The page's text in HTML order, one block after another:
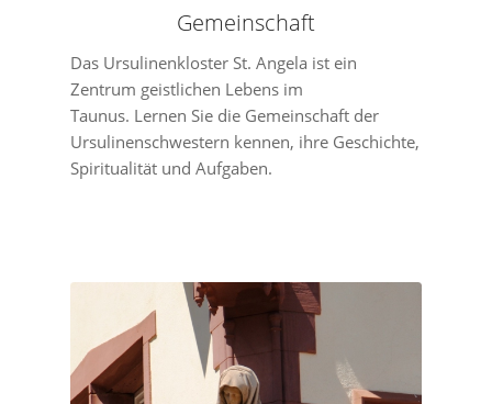
Gemeinschaft
Das Ursulinenkloster St. Angela ist ein
Zentrum geistlichen Lebens im
Taunus. Lernen Sie die Gemeinschaft der
Ursulinenschwestern kennen, ihre Geschichte,
Spiritualität und Aufgaben.